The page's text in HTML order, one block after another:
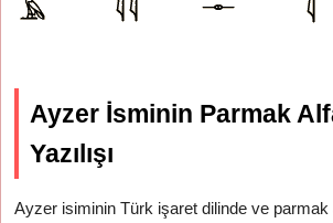
Ayzer İsminin Parmak
Yazılışı
Ayzer isiminin Türk işaret dilinde ve parmak